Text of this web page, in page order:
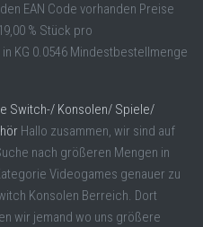
EAN Code vorhanden Preise
% Stück pro
KG 0.0546 Mindestbestellmenge
Switch-/ Konsolen/ Spiele/
Hallo zusammen, wir sind auf
nach größeren Mengen in
Videogames genauer zu
Konsolen Berreich. Dort
wir jemand wo uns größere